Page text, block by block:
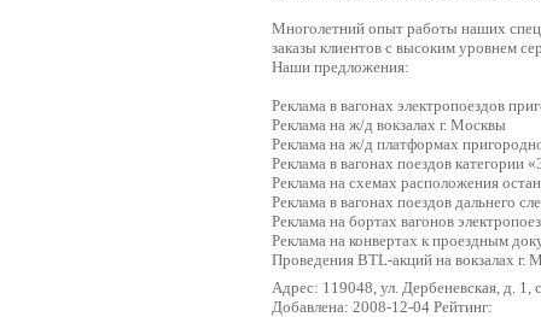
Многолетний опыт работы наших
заказы клиентов с высоким уровнем
Наши предложения:
Реклама в вагонах электропоездов
Реклама на ж/д вокзалах г. Москвы
Реклама на ж/д платформах
Реклама в вагонах поездов категории
Реклама на схемах расположения
Реклама в вагонах поездов дальнего
Реклама на бортах вагонов
Реклама на конвертах к проездным
Проведения BTL-акций на вокзалах г.
Адрес: 119048, ул. Дербеневская, д. 1,
Добавлена: 2008-12-04 Рейтинг: